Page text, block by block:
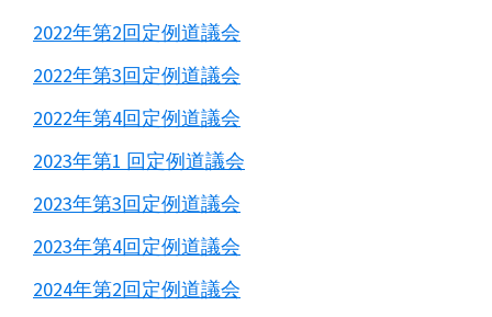
2022年第2回定例道議会
2022年第3回定例道議会
2022年第4回定例道議会
2023年第1 回定例道議会
2023年第3回定例道議会
2023年第4回定例道議会
2024年第2回定例道議会